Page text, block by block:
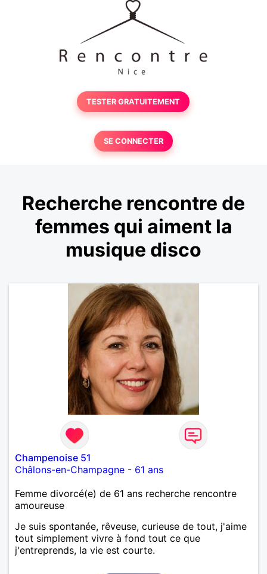
TESTER GRATUITEMENT
SE CONNECTER
Recherche rencontre de
femmes qui aiment la
musique disco
Champenoise 51
Châlons-en-Champagne - 61 ans
Femme divorcé(e) de 61 ans recherche rencontre
amoureuse
Je suis spontanée, rêveuse, curieuse de tout, j'aime
tout simplement vivre à fond tout ce que
j'entreprends, la vie est courte.